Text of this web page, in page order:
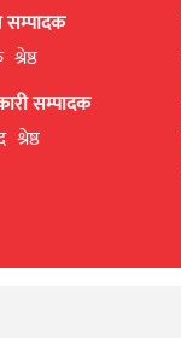
सम्पादक
सम्पादक
श्रेष्ठ